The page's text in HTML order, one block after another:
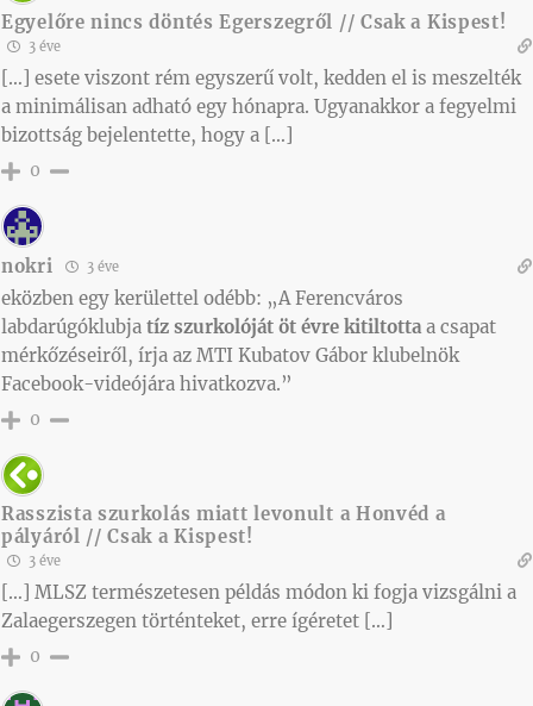
Egyelőre nincs döntés Egerszegről // Csak a Kispest!
3 éve
[…] esete viszont rém egyszerű volt, kedden el is meszelték
a minimálisan adható egy hónapra. Ugyanakkor a fegyelmi
bizottság bejelentette, hogy a […]
0
nokri 3 éve
eközben egy kerülettel odébb: „A Ferencváros
labdarúgóklubja tíz szurkolóját öt évre kitiltotta a csapat
mérkőzéseiről, írja az MTI Kubatov Gábor klubelnök
Facebook-videójára hivatkozva.”
0
Rasszista szurkolás miatt levonult a Honvéd a
pályáról // Csak a Kispest!
3 éve
[…] MLSZ természetesen példás módon ki fogja vizsgálni a
Zalaegerszegen történteket, erre ígéretet […]
0